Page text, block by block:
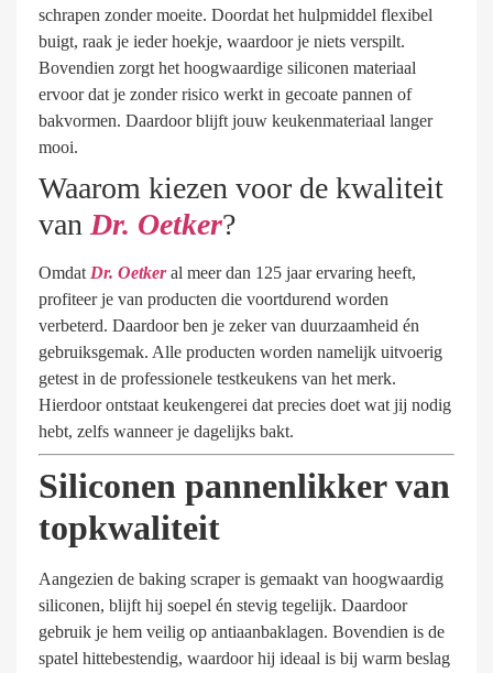
schrapen zonder moeite. Doordat het hulpmiddel flexibel
buigt, raak je ieder hoekje, waardoor je niets verspilt.
Bovendien zorgt het hoogwaardige siliconen materiaal
ervoor dat je zonder risico werkt in gecoate pannen of
bakvormen. Daardoor blijft jouw keukenmateriaal langer
mooi.
Waarom kiezen voor de kwaliteit
van Dr. Oetker?
Omdat Dr. Oetkeral meer dan 125 jaar ervaring heeft,
profiteer je van producten die voortdurend worden
verbeterd. Daardoor ben je zeker van duurzaamheid én
gebruiksgemak. Alle producten worden namelijk uitvoerig
getest in de professionele testkeukens van het merk.
Hierdoor ontstaat keukengerei dat precies doet wat jij nodig
hebt, zelfs wanneer je dagelijks bakt.
Siliconen pannenlikker van
topkwaliteit
Aangezien de baking scraper is gemaakt van hoogwaardig
siliconen, blijft hij soepel én stevig tegelijk. Daardoor
gebruik je hem veilig op antiaanbaklagen. Bovendien is de
spatel hittebestendig, waardoor hij ideaal is bij warm beslag